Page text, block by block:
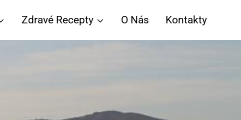
Zdravé Recepty O Nás Kontakty